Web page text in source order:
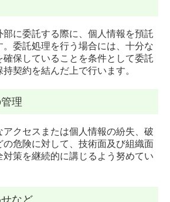
に委託する際に、個人情報を預託
委託処理を行う場合には、十分な
保していることを条件として委託
契約を結んだ上で行います。
理
クセスまたは個人情報の紛失、破
の危険に対して、技術面及び組織面
対策を継続的に講じるよう努めてい
など